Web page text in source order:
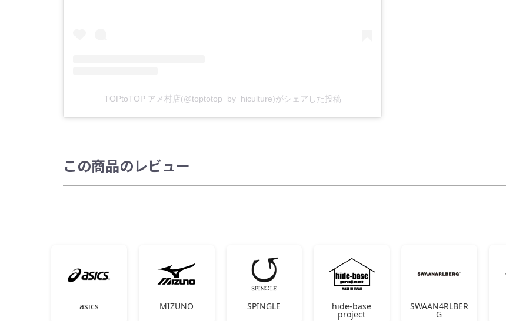
TOPtoTOP アメ村店(@toptotop_by_hiculture)がシェアした投稿
この商品のレビュー
asics MIZUNO SPINGLE hide-base
project
SWAAN4RLBER
G